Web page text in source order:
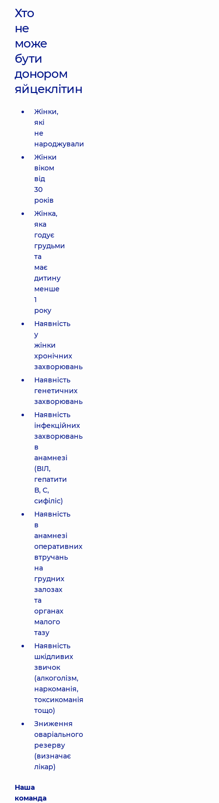
Хто
не
може
бути
донором
яйцеклітин
Жінки,
які
не
народжували
Жінки
віком
від
30
років
Жінка,
яка
годує
грудьми
та
має
дитину
менше
1
року
Наявність
у
жінки
хронічних
захворювань
Наявність
генетичних
захворювань
Наявність
інфекційних
захворювань
в
анамнезі
(ВІЛ,
гепатити
В, С,
сифіліс)
Наявність
в
анамнезі
оперативних
втручань
на
грудних
залозах
та
органах
малого
тазу
Наявність
шкідливих
звичок
(алкоголізм,
наркоманія,
токсикоманія
тощо)
Зниження
оваріального
резерву
(визначає
лікар)
Наша
команда